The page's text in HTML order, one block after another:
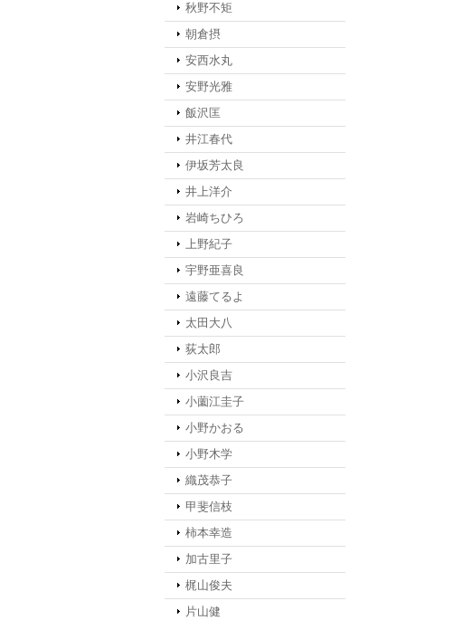
秋野不矩
朝倉摂
安西水丸
安野光雅
飯沢匡
井江春代
伊坂芳太良
井上洋介
岩崎ちひろ
上野紀子
宇野亜喜良
遠藤てるよ
太田大八
荻太郎
小沢良吉
小薗江圭子
小野かおる
小野木学
織茂恭子
甲斐信枝
柿本幸造
加古里子
梶山俊夫
片山健